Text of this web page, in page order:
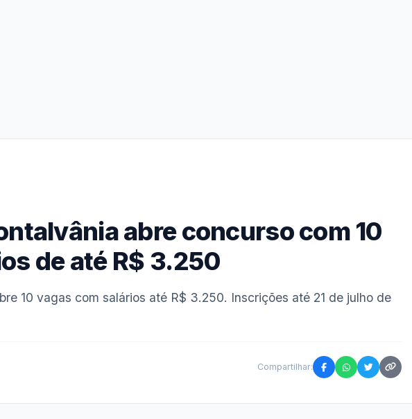
abre concurso com 10
de até R$ 3.250
10 vagas com salários até R$ 3.250. Inscrições até 21 de julho de
Compartilhar: